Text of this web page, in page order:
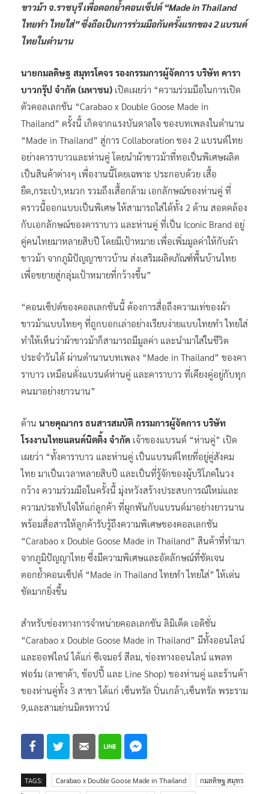
ขาวม้า จ.ราชบุรี เพื่อตอกย้ำคอนเซ็ปต์ “Made in Thailand
ไทยทำ ไทยใส่” ซึ่งถือเป็นการร่วมมือกันครั้งแรกของ 2 แบรนด์
ไทยในตำนาน
นายกมลดิษฐ สมุทรโคจร รองกรรมการผู้จัดการ บริษัท คารา
บาวกรุ๊ป จำกัด (มหาชน) เปิดเผยว่า “ความร่วมมือในการเปิด
ตัวคอลเลกชัน “Carabao x Double Goose Made in
Thailand” ครั้งนี้ เกิดจากแรงบันดาลใจ ของบทเพลงในตำนาน
“Made in Thailand” สู่การ Collaboration ของ 2 แบรนด์ไทย
อย่างคาราบาวและห่านคู่ โดยนำผ้าขาวม้าที่ทอเป็นพิเศษผลิต
เป็นสินค้าต่างๆ เพื่องานนี้โดยเฉพาะ ประกอบด้วย เสื้อ
ยืด,กระเป๋า,หมวก รวมถึงเสื้อกล้าม เอกลักษณ์ของห่านคู่ ที่
คราวนี้ออกแบบเป็นพิเศษ ให้สามารถใส่ได้ทั้ง 2 ด้าน สอดคล้อง
กับเอกลักษณ์ของคาราบาว และห่านคู่ ที่เป็น Iconic Brand อยู่
คู่คนไทยมาหลายสิบปี โดยมีเป้าหมาย เพื่อเพิ่มมูลค่าให้กับผ้า
ขาวม้า จากภูมิปัญญาชาวบ้าน ส่งเสริมผลิตภัณฑ์พื้นบ้านไทย
เพื่อขยายสู่กลุ่มเป้าหมายที่กว้างขึ้น”
“คอนเซ็ปต์ของคอลเลกชันนี้ ต้องการสื่อถึงความเท่ของผ้า
ขาวม้าแบบไทยๆ ที่ถูกบอกเล่าอย่างเรียบง่ายแบบไทยทำ ไทยใส่
ทำให้เห็นว่าผ้าขาวม้าก็สามารถมีมูลค่า และนำมาใส่ในชีวิต
ประจำวันได้ ผ่านตำนานบทเพลง “Made in Thailand” ของคา
ราบาว เหมือนดั่งแบรนด์ห่านคู่ และคาราบาว ที่เคียงคู่อยู่กับทุก
คนมาอย่างยาวนาน”
ด้าน นายคุณากร ธนสารสมบัติ กรรมการผู้จัดการ บริษัท
โรงงานไทยแลนด์นิตติ้ง จำกัด เจ้าของแบรนด์ “ห่านคู่” เปิด
เผยว่า “ทั้งคาราบาว และห่านคู่ เป็นแบรนด์ไทยที่อยู่คู่สังคม
ไทย มาเป็นเวลาหลายสิบปี และเป็นที่รู้จักของผู้บริโภคในวง
กว้าง ความร่วมมือในครั้งนี้ มุ่งหวังสร้างประสบการณ์ใหม่และ
ความประทับใจให้แก่ลูกค้า ที่ผูกพันกับแบรนด์มาอย่างยาวนาน
พร้อมสื่อสารให้ลูกค้ารับรู้ถึงความพิเศษของคอลเลกชัน
“Carabao x Double Goose Made in Thailand” สินค้าที่ทำมา
จากภูมิปัญญาไทย ซึ่งมีความพิเศษและอัตลักษณ์ที่ชัดเจน
ตอกย้ำคอนเซ็ปต์ “Made in Thailand ไทยทำ ไทยใส่” ให้เด่น
ชัดมากยิ่งขึ้น
สำหรับช่องทางการจำหน่ายคอลเลกชัน ลิมิเต็ด เอดิชั่น
“Carabao x Double Goose Made in Thailand” มีทั้งออนไลน์
และออฟไลน์ ได้แก่ ซีเจมอร์ สีลม, ช่องทางออนไลน์ แพลท
ฟอร์ม (ลาซาด้า, ช้อปปี้ และ Line Shop) ของห่านคู่ และร้านค้า
ของห่านคู่ทั้ง 3 สาขา ได้แก่ เซ็นทรัล ปิ่นเกล้า,เซ็นทรัล พระราม
9,และสามย่านมิตรทาวน์
TAGS: Carabao x Double Goose Made in Thailand
กมลดิษฐ สมุทร